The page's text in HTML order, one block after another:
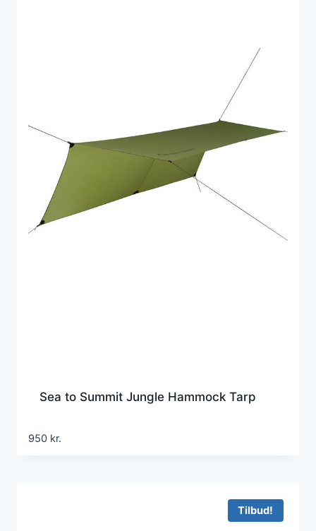
Sea to Summit Jungle Hammock Tarp
950 kr.
Tilbud!